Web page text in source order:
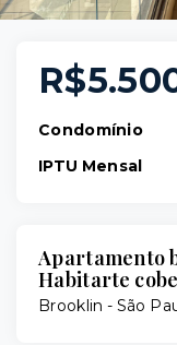
Condomínio
IPTU Mensal
Apartamento
Habitarte
Brooklin - São